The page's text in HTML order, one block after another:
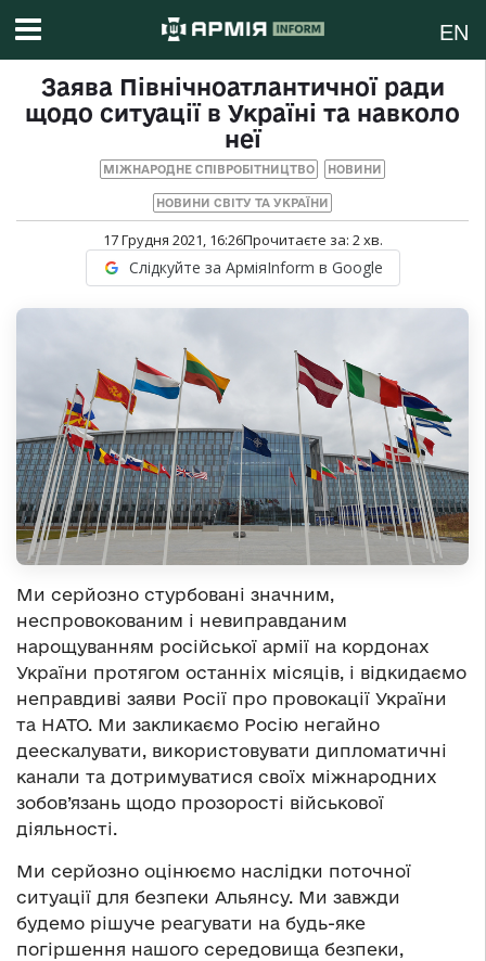
EN
Заява Північноатлантичної ради
щодо ситуації в Україні та навколо
неї
МІЖНАРОДНЕ СПІВРОБІТНИЦТВО НОВИНИ
НОВИНИ СВІТУ ТА УКРАЇНИ
17 Грудня 2021, 16:26Прочитаєте за: 2хв.
Слідкуйте за АрміяInform в Google
Ми серйозно стурбовані значним,
неспровокованим і невиправданим
нарощуванням російської армії на кордонах
України протягом останніх місяців, і відкидаємо
неправдиві заяви Росії про провокації України
та НАТО. Ми закликаємо Росію негайно
деескалувати, використовувати дипломатичні
канали та дотримуватися своїх міжнародних
зобов’язань щодо прозорості військової
діяльності.
Ми серйозно оцінюємо наслідки поточної
ситуації для безпеки Альянсу. Ми завжди
будемо рішуче реагувати на будь-яке
погіршення нашого середовища безпеки,